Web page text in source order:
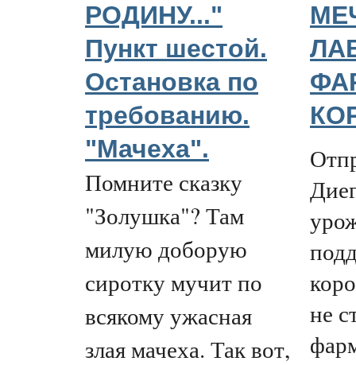
РОДИНУ..."
Пункт шестой.
Остановка по
требованию.
"Мачеха".
Помните сказку
"Золушка"? Там
милую доборую
сиротку мучит по
всякому ужасная
злая мачеха. Так вот,
не